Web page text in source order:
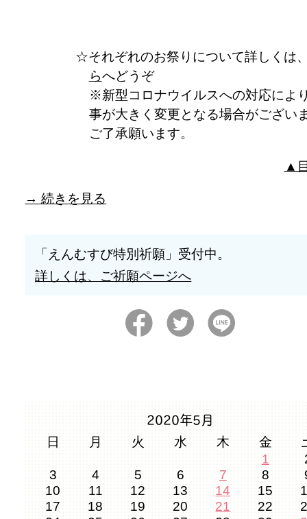
それぞれのお祭りについて詳しくは
らへどうぞ
※新型コロナウイルスへの対応によ
事が大きく変更となる場合がござい
ご了承願います。
▲
→ 続きを見る
「えんむすび特別祈願」受付中。
詳しくは、ご祈願ページへ
2020年5月
日 月 火 水 木 金
1
3
4 5 6 7 8
10
11 12 13 14 15
17
18 19 20 21 22